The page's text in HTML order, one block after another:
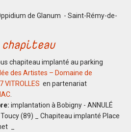
de Glanum - Saint-Rémy-de-
chapiteau
chapiteau implanté au parking
des Artistes – Domaine de
VITROLLES en partenariat
implantation à Bobigny - ANNULÉ
Toucy (89) _ Chapiteau implanté Place
_